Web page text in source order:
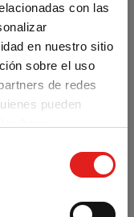
con las
en nuestro sitio
sobre el uso
de redes
pueden
located in the